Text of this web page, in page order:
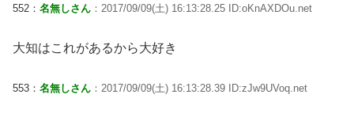
552： 名無しさん ：2017/09/09(土) 16:13:28.25 ID:oKnAXDOu.net
大知はこれがあるから大好き
553： 名無しさん ：2017/09/09(土) 16:13:28.39 ID:zJw9UVoq.net